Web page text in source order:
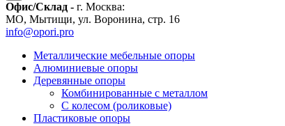
Офис/Склад - г. Москва:
МО, Мытищи, ул. Воронина, стр. 16
info@opori.pro
Металлические мебельные опоры
Алюминиевые опоры
Деревянные опоры
Комбинированные с металлом
С колесом (роликовые)
Пластиковые опоры